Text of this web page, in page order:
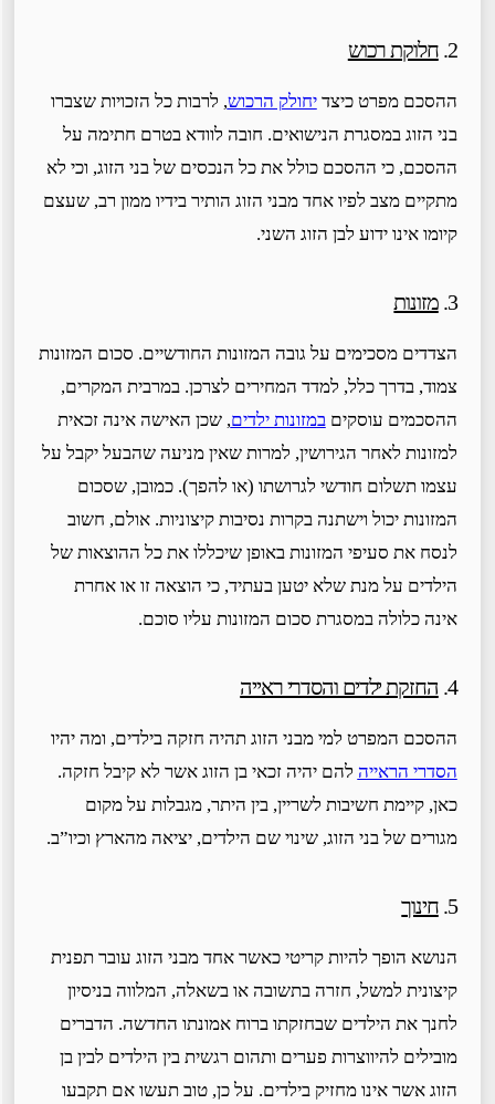
2. חלוקת רכוש
ההסכם מפרט כיצדיחולק הרכוש, לרבות כל הזכויות שצברו
בני הזוג במסגרת הנישואים. חובה לוודא בטרם חתימה על
ההסכם, כי ההסכם כולל את כל הנכסים של בני הזוג, וכי לא
מתקיים מצב לפיו אחד מבני הזוג הותיר בידיו ממון רב, שעצם
קיומו אינו ידוע לבן הזוג השני.
3. מזונות
הצדדים מסכימים על גובה המזונות החודשיים. סכום המזונות
צמוד, בדרך כלל, למדד המחירים לצרכן. במרבית המקרים,
ההסכמים עוסקיםבמזונות ילדים, שכן האישה אינה זכאית
למזונות לאחר הגירושין, למרות שאין מניעה שהבעל יקבל על
עצמו תשלום חודשי לגרושתו (או להפך). כמובן, שסכום
המזונות יכול וישתנה בקרות נסיבות קיצוניות. אולם, חשוב
לנסח את סעיפי המזונות באופן שיכללו את כל ההוצאות של
הילדים על מנת שלא יטען בעתיד, כי הוצאה זו או אחרת
אינה כלולה במסגרת סכום המזונות עליו סוכם.
4. החזקת ילדים והסדרי ראייה
ההסכם המפרט למי מבני הזוג תהיה חזקה בילדים, ומה יהיו
הסדרי הראייהלהם יהיה זכאי בן הזוג אשר לא קיבל חזקה.
כאן, קיימת חשיבות לשריין, בין היתר, מגבלות על מקום
מגורים של בני הזוג, שינוי שם הילדים, יציאה מהארץ וכיו”ב.
5. חינוך
הנושא הופך להיות קריטי כאשר אחד מבני הזוג עובר תפנית
קיצונית למשל, חזרה בתשובה או בשאלה, המלווה בניסיון
לחנך את הילדים שבחזקתו ברוח אמונתו החדשה. הדברים
מובילים להיווצרות פערים ותהום רגשית בין הילדים לבין בן
הזוג אשר אינו מחזיק בילדים. על כן, טוב תעשו אם תקבעו